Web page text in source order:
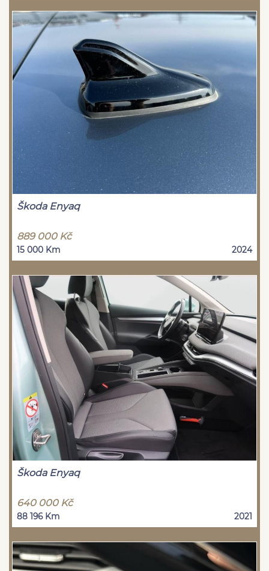
Škoda Enyaq
889 000 Kč
15 000 Km 2024
Škoda Enyaq
640 000 Kč
88 196 Km 2021